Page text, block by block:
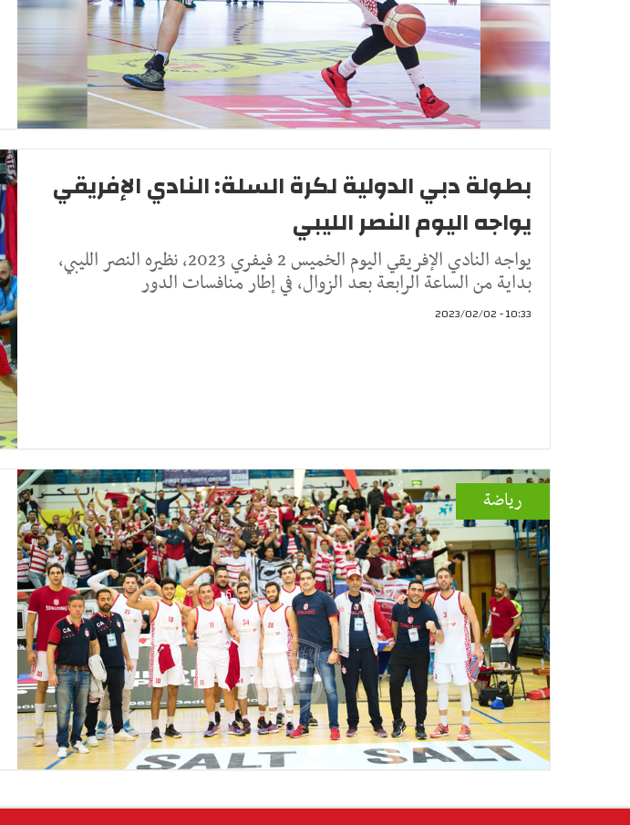
بطولة دبي الدولية لكرة السلة: النادي الإفريقي
يواجه اليوم النصر الليبي
يواجه النادي الإفريقي اليوم الخميس 2 فيفري 2023، نظيره النصر الليبي،
بداية من الساعة الرابعة بعد الزوال، في إطار منافسات الدور
10:33 - 2023/02/02
رياضة